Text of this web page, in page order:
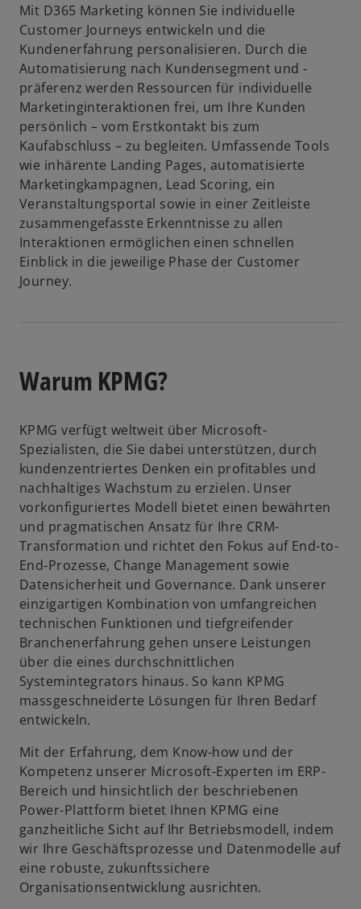
Mit D365 Marketing können Sie individuelle
Customer Journeys entwickeln und die
Kundenerfahrung personalisieren. Durch die
Automatisierung nach Kundensegment und -
präferenz werden Ressourcen für individuelle
Marketinginteraktionen frei, um Ihre Kunden
persönlich – vom Erstkontakt bis zum
Kaufabschluss – zu begleiten. Umfassende Tools
wie inhärente Landing Pages, automatisierte
Marketingkampagnen, Lead Scoring, ein
Veranstaltungsportal sowie in einer Zeitleiste
zusammengefasste Erkenntnisse zu allen
Interaktionen ermöglichen einen schnellen
Einblick in die jeweilige Phase der Customer
Journey.
Warum KPMG?
KPMG verfügt weltweit über Microsoft-
Spezialisten, die Sie dabei unterstützen, durch
kundenzentriertes Denken ein profitables und
nachhaltiges Wachstum zu erzielen. Unser
vorkonfiguriertes Modell bietet einen bewährten
und pragmatischen Ansatz für Ihre CRM-
Transformation und richtet den Fokus auf End-to-
End-Prozesse, Change Management sowie
Datensicherheit und Governance. Dank unserer
einzigartigen Kombination von umfangreichen
technischen Funktionen und tiefgreifender
Branchenerfahrung gehen unsere Leistungen
über die eines durchschnittlichen
Systemintegrators hinaus. So kann KPMG
massgeschneiderte Lösungen für Ihren Bedarf
entwickeln.
Mit der Erfahrung, dem Know-how und der
Kompetenz unserer Microsoft-Experten im ERP-
Bereich und hinsichtlich der beschriebenen
Power-Plattform bietet Ihnen KPMG eine
ganzheitliche Sicht auf Ihr Betriebsmodell, indem
wir Ihre Geschäftsprozesse und Datenmodelle auf
eine robuste, zukunftssichere
Organisationsentwicklung ausrichten.